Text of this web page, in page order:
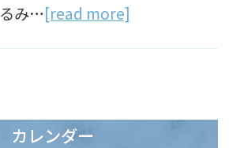
るみ…[read more]
カレンダー